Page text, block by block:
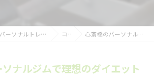
大阪府心斎橋のパーソナルトレーニングならパーソナルジム心斎橋 コラム 心斎橋のパーソナルジムで理想のダイエット
ナルジムで理想のダイエット